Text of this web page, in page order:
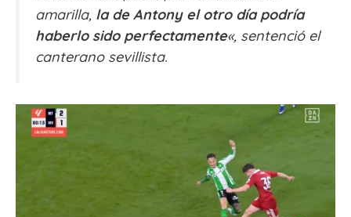
amarilla, la de Antony el otro día podría
haberlo sido perfectamente«, sentenció el
canterano sevillista.